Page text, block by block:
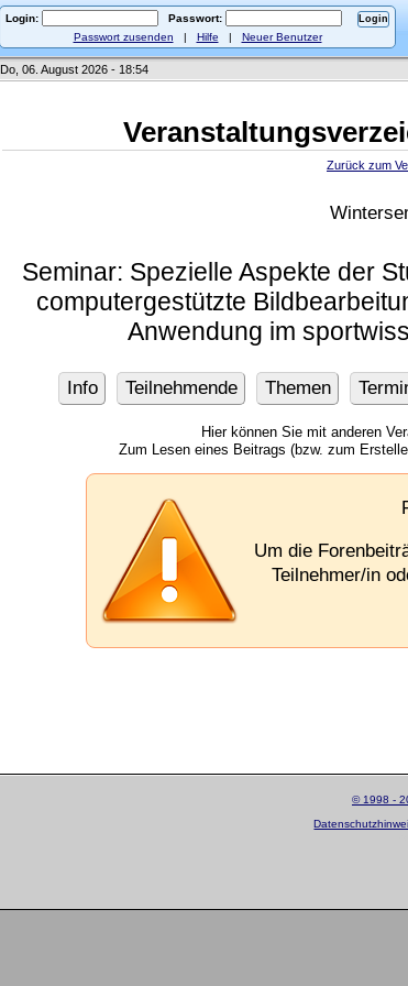
Login:
Passwort:
Passwort zusenden | Hilfe | Neuer Benutzer
Do, 06. August 2026 - 18:54
Zurück zum
Seminar: Spezielle Aspekte der
computergestützte
Anwendung im
Info Teilnehmende Themen
Hier können Sie mit anderen
Zum Lesen eines Beitrags (bzw. zum
Um die
Teilnehmer/in
© 1998 -